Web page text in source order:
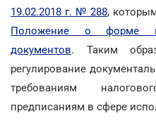
19.02.2018 г. № 288,
Положение о форме и
документов. Таким
регулирование
требованиям
предписаниям в сфере